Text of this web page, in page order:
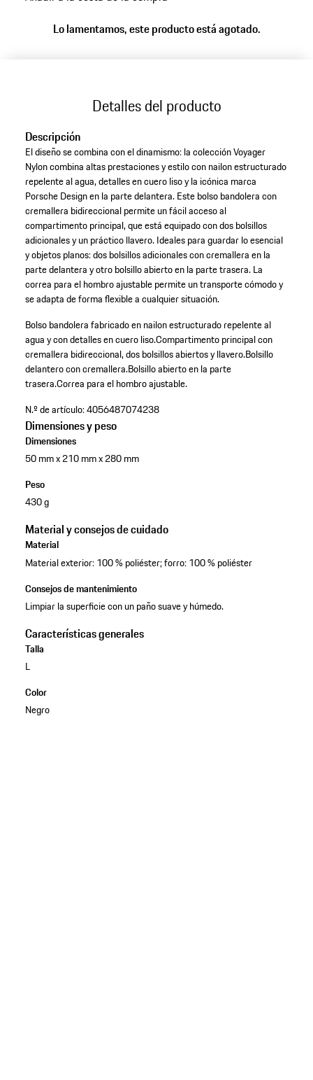
Lo lamentamos, este producto está agotado.
Detalles del producto
Descripción
El diseño se combina con el dinamismo: la colección Voyager
Nylon combina altas prestaciones y estilo con nailon estructurado
repelente al agua, detalles en cuero liso y la icónica marca
Porsche Design en la parte delantera. Este bolso bandolera con
cremallera bidireccional permite un fácil acceso al
compartimento principal, que está equipado con dos bolsillos
adicionales y un práctico llavero. Ideales para guardar lo esencial
y objetos planos: dos bolsillos adicionales con cremallera en la
parte delantera y otro bolsillo abierto en la parte trasera. La
correa para el hombro ajustable permite un transporte cómodo y
se adapta de forma flexible a cualquier situación.
Bolso bandolera fabricado en nailon estructurado repelente al
agua y con detalles en cuero liso.Compartimento principal con
cremallera bidireccional, dos bolsillos abiertos y llavero.Bolsillo
delantero con cremallera.Bolsillo abierto en la parte
trasera.Correa para el hombro ajustable.
N.º de artículo:4056487074238
Dimensiones y peso
Dimensiones
50 mm x 210 mm x 280 mm
Peso
430 g
Material y consejos de cuidado
Material
Material exterior: 100 % poliéster; forro: 100 % poliéster
Consejos de mantenimiento
Limpiar la superficie con un paño suave y húmedo.
Características generales
Talla
L
Color
Negro